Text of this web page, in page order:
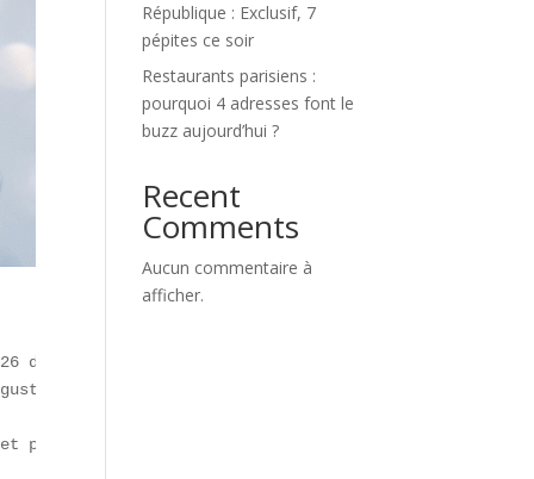
**Whole Foods Market**, publié le 8 octobre
gustatives et nutritionnelles.
et plaisir.
République : Exclusif, 7
pépites ce soir
Restaurants parisiens :
pourquoi 4 adresses font le
buzz aujourd’hui ?
Recent
Comments
Aucun commentaire à
afficher.